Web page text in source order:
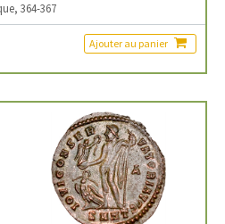
364-367
Ajouter au panier